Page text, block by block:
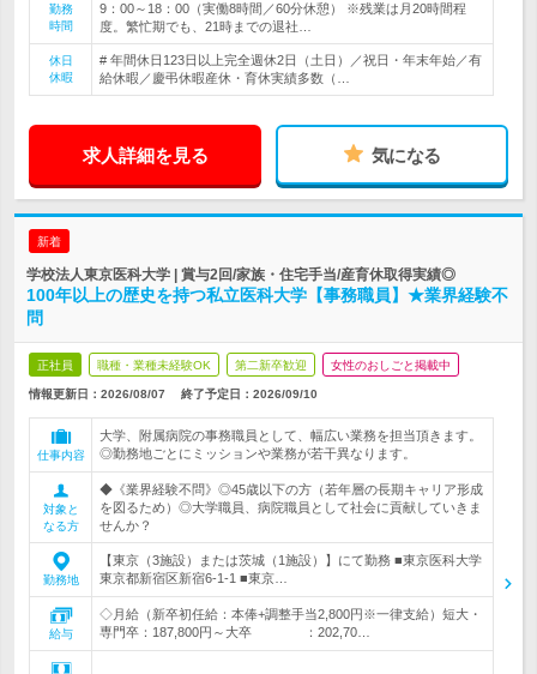
勤務
時間
9：00～18：00（実働8時間／60分休憩） ※残業は月20時間程
度。繁忙期でも、21時までの退社…
休日
休暇
# 年間休日123日以上完全週休2日（土日）／祝日・年末年始／有
給休暇／慶弔休暇産休・育休実績多数（…
求人詳細を見る 気になる
新着
学校法人東京医科大学 | 賞与2回/家族・住宅手当/産育休取得実績◎
100年以上の歴史を持つ私立医科大学【事務職員】★業界経験不
問
正社員 職種・業種未経験OK 第二新卒歓迎 女性のおしごと掲載中
情報更新日：2026/08/07 終了予定日： 2026/09/10
仕事内容
大学、附属病院の事務職員として、幅広い業務を担当頂きます。
◎勤務地ごとにミッションや業務が若干異なります。
対象と
なる方
◆《業界経験不問》◎45歳以下の方（若年層の長期キャリア形成
を図るため）◎大学職員、病院職員として社会に貢献していきま
せんか？
勤務地
【東京（3施設）または茨城（1施設）】にて勤務 ■東京医科大学
東京都新宿区新宿6-1-1 ■東京…
給与
◇月給（新卒初任給：本俸+調整手当2,800円※一律支給）短大・
専門卒：187,800円～大卒 ：202,70…